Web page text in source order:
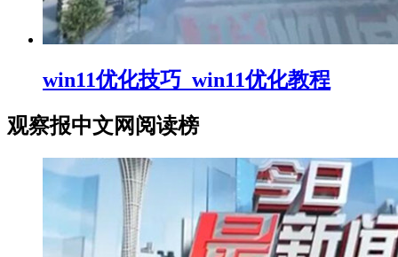
win11优化技巧_win11优化教程
观察报中文网阅读榜